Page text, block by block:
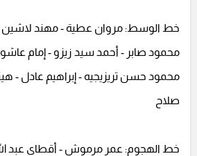
خط الوسط: مروان عطية - مهند لاشين -
محمود صابر - أحمد سيد زيزو - إمام
محمود حسن تريزيجيه - إبراهيم عادل -
صلاح
خط الهجوم: عمر مرموش - أقطاي عبد